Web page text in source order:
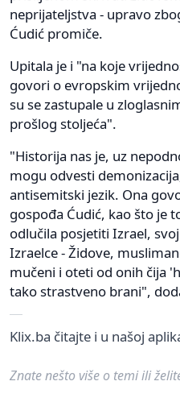
neprijateljstva - upravo
Ćudić promiče.
Upitala je i "na koje
govori o evropskim
su se zastupale u
prošlog stoljeća".
"Historija nas je, uz
mogu odvesti
antisemitski jezik. Ona
gospođa Ćudić, kao što je
odlučila posjetiti Izrael,
Izraelce - Židove,
mučeni i oteti od onih čija
tako strastveno brani",
Klix.ba čitajte i u našoj
Znate nešto više o temi ili